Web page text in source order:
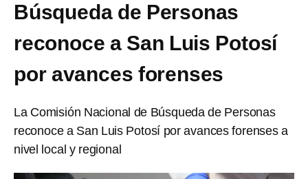
Búsqueda de Personas
reconoce a San Luis Potosí
por avances forenses
La Comisión Nacional de Búsqueda de Personas
reconoce a San Luis Potosí por avances forenses a
nivel local y regional